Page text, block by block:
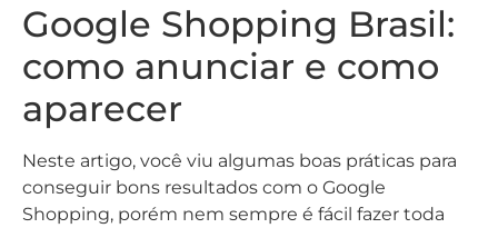
Google Shopping Brasil:
como anunciar e como
aparecer
Neste artigo, você viu algumas boas práticas para
conseguir bons resultados com o Google
Shopping, porém nem sempre é fácil fazer toda